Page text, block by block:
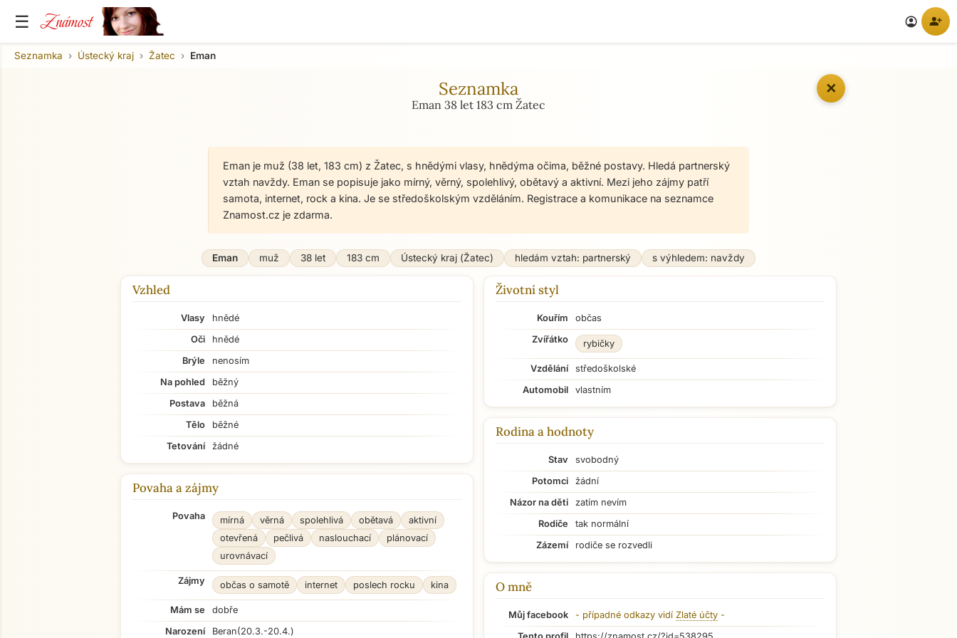
☰ Známost account_circle person_add
✕
Seznamka Ústecký kraj Žatec Eman
Seznamka
Eman 38 let 183 cm Žatec
Eman je muž (38 let, 183 cm) z Žatec, s hnědými vlasy, hnědýma očima, běžné postavy. Hledá partnerský
vztah navždy. Eman se popisuje jako mírný, věrný, spolehlivý, obětavý a aktivní. Mezi jeho zájmy patří
samota, internet, rock a kina. Je se středoškolským vzděláním. Registrace a komunikace na seznamce
Znamost.cz je zdarma.
Eman muž 38 let 183 cm Ústecký kraj (Žatec) hledám vztah: partnerský s výhledem: navždy
Vzhled
Vlasy
hnědé
Oči
hnědé
Brýle
nenosím
Na pohled
běžný
Postava
běžná
Tělo
běžné
Tetování
žádné
Povaha a zájmy
Povaha mírná věrná spolehlivá obětavá
aktivní
otevřená
pečlivá naslouchací
plánovací
urovnávací
Zájmy občas o samotě internet poslech rocku kina
Mám se
dobře
Narození
Beran(20.3.-20.4.)
Životní styl
Kouřím
občas
Zvířátko
rybičky
Vzdělání
středoškolské
Automobil
vlastním
Rodina a hodnoty
Stav
svobodný
Potomci
žádní
Názor na děti
zatím nevím
Rodiče
tak normální
Zázemí
rodiče se rozvedli
O mně
Můj facebook - případné odkazy vidí Zlaté účty -